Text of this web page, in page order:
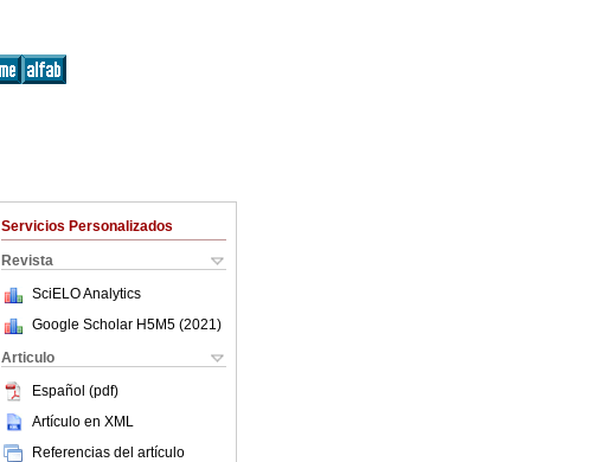
Servicios Personalizados
Revista
SciELO Analytics
Google Scholar H5M5 (2021 )
Articulo
Español (pdf)
Artículo en XML
Referencias del artículo